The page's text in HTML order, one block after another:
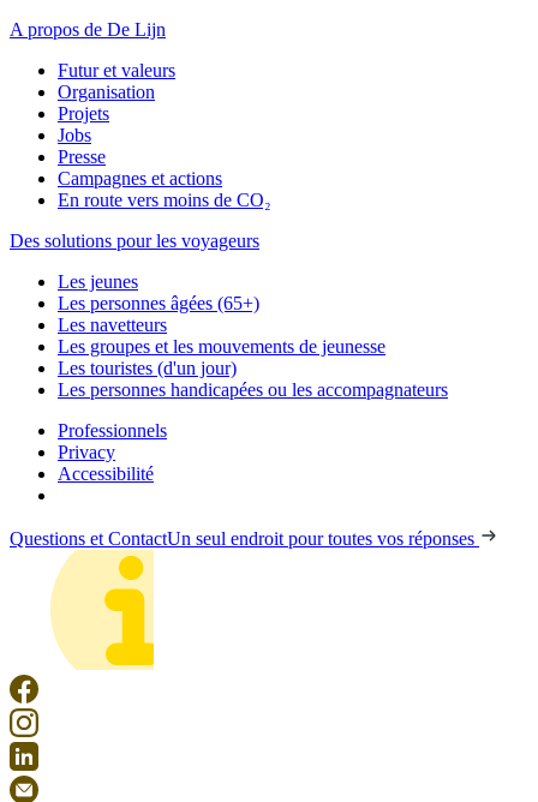
A propos de De Lijn
Futur et valeurs
Organisation
Projets
Jobs
Presse
Campagnes et actions
En route vers moins de CO₂
Des solutions pour les voyageurs
Les jeunes
Les personnes âgées (65+)
Les navetteurs
Les groupes et les mouvements de jeunesse
Les touristes (d'un jour)
Les personnes handicapées ou les accompagnateurs
Professionnels
Privacy
Accessibilité
Questions et ContactUn seul endroit pour toutes vos réponses